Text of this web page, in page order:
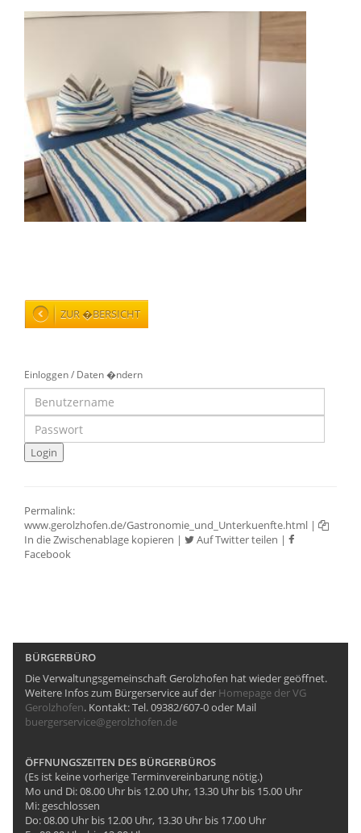
ZUR �BERSICHT
Einloggen / Daten �ndern
Permalink:
www.gerolzhofen.de/Gastronomie_und_Unterkuenfte.html |
In die Zwischenablage kopieren | Auf Twitter teilen |
Facebook
BÜRGERBÜRO
Die Verwaltungsgemeinschaft Gerolzhofen hat wieder geöffnet.
Weitere Infos zum Bürgerservice auf der Homepage der VG
Gerolzhofen. Kontakt: Tel. 09382/607-0 oder Mail
buergerservice@gerolzhofen.de
ÖFFNUNGSZEITEN DES BÜRGERBÜROS
(Es ist keine vorherige Terminvereinbarung nötig.)
Mo und Di: 08.00 Uhr bis 12.00 Uhr, 13.30 Uhr bis 15.00 Uhr
Mi: geschlossen
Do: 08.00 Uhr bis 12.00 Uhr, 13.30 Uhr bis 17.00 Uhr